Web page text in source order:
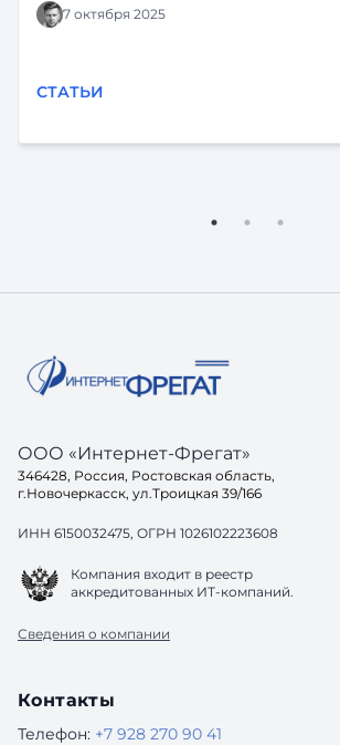
платформой” и “Фарватером-Активы”.
7 октября 2025
СТАТЬИ
ООО «Интернет-Фрегат»
346428, Россия, Ростовская область,
г.Новочеркасск, ул.Троицкая 39/166
ИНН 6150032475, ОГРН 1026102223608
Компания входит в реестр
аккредитованных ИТ-компаний.
Сведения о компании
Контакты
Телефон: +7 928 270 90 41